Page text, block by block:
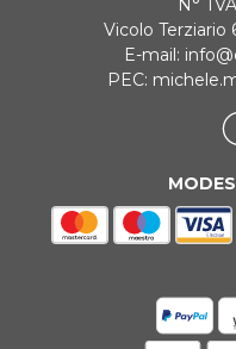
Vicolo Terziario
E-mail:
PEC: